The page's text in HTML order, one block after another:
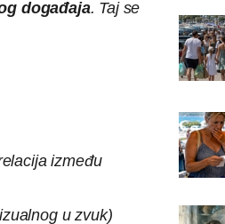
događaja. Taj se
između
u zvuk)